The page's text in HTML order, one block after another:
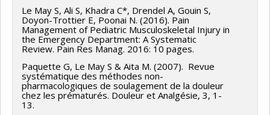
Le May S, Ali S, Khadra C*, Drendel A, Gouin S,
Doyon-Trottier E, Poonai N. (2016). Pain
Management of Pediatric Musculoskeletal Injury in
the Emergency Department: A Systematic
Review. Pain Res Manag. 2016: 10 pages.
Paquette G, Le May S & Aita M. (2007). Revue
systématique des méthodes non-
pharmacologiques de soulagement de la douleur
chez les prématurés. Douleur et Analgésie, 3, 1-
13.